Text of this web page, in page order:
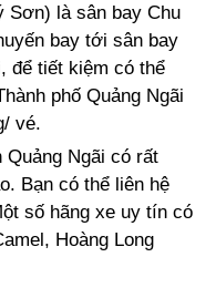
Sơn) là sân bay Chu
bay tới sân bay
để tiết kiệm có thể
phố Quảng Ngãi
vé.
Quảng Ngãi có rất
Bạn có thể liên hệ
số hãng xe uy tín có
Hoàng Long